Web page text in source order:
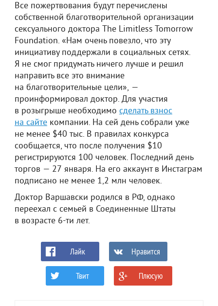
Все пожертвования будут перечислены
собственной благотворительной организации
сексуального доктора The Limitless Tomorrow
Foundation. «Нам очень повезло, что эту
инициативу поддержали в социальных сетях.
Я не смог придумать ничего лучше и решил
направить все это внимание
на благотворительные цели», —
проинформировал доктор. Для участия
в розыгрыше необходимо сделать взнос
на сайте компании. На сей день собрали уже
не менее $40 тыс. В правилах конкурса
сообщается, что после получения $10
регистрируются 100 человек. Последний день
торгов — 27 января. На его аккаунт в Инстаграм
подписано не менее 1,2 млн человек.
Доктор Варшавски родился в РФ, однако
переехал с семьей в Соединенные Штаты
в возрасте 6-ти лет.
Лайк Нравится
Твит Плюсую